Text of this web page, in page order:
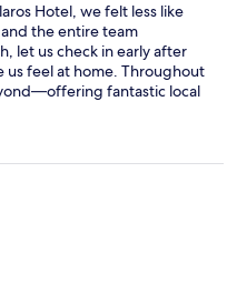
Hotel, we felt less like
the entire team
let us check in early after
us feel at home. Throughout
fantastic local
sure we had everything
with kindness and a smile. It
you don’t come across
with breathtaking
up to every morning. It
location, and authentic
made our trip even more
they did. There is